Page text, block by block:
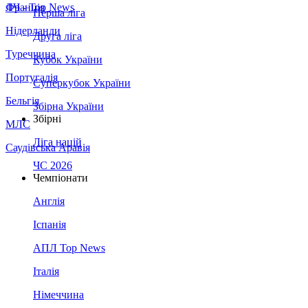
Франція
Нідерланди
Туреччина
Португалія
Бельгія
МЛС
Саудівська Аравія
ЛЧ - Top News
Перша ліга
Друга ліга
Кубок України
Суперкубок України
Збірна України
Збірні
Ліга націй
ЧС 2026
Чемпіонати
Англія
Іспанія
АПЛ Top News
Італія
Німеччина